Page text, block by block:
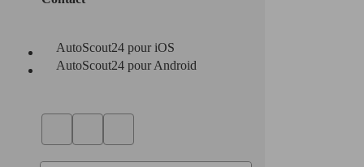
AutoScout24 pour iOS
AutoScout24 pour Android